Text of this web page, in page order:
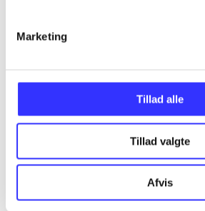
Marketing
Tillad alle
Tillad valgte
Afvis
Volume 2
Volume
Lilian